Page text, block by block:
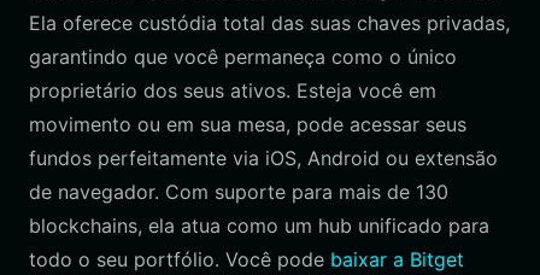
Ela oferece custódia total das suas chaves privadas,
garantindo que você permaneça como o único
proprietário dos seus ativos. Esteja você em
movimento ou em sua mesa, pode acessar seus
fundos perfeitamente via iOS, Android ou extensão
de navegador. Com suporte para mais de 130
blockchains, ela atua como um hub unificado para
todo o seu portfólio. Você pode baixar a Bitget